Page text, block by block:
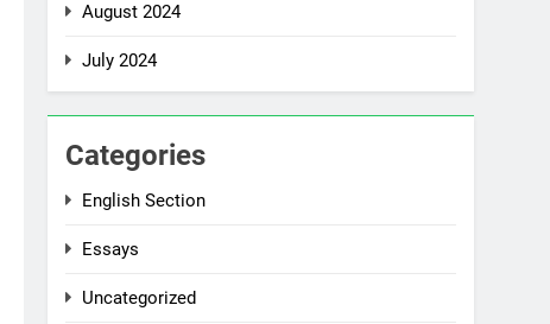
August 2024
July 2024
Categories
English Section
Essays
Uncategorized